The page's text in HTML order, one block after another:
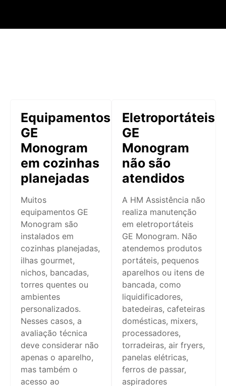
Equipamentos
GE
Monogram
em cozinhas
planejadas
Muitos
equipamentos GE
Monogram são
instalados em
cozinhas planejadas,
ilhas gourmet,
nichos, bancadas,
torres quentes ou
ambientes
personalizados.
Nesses casos, a
avaliação técnica
deve considerar não
apenas o aparelho,
mas também o
acesso ao
Eletroportáteis
GE
Monogram
não são
atendidos
A HM Assistência não
realiza manutenção
em eletroportáteis
GE Monogram. Não
atendemos produtos
portáteis, pequenos
aparelhos ou itens de
bancada, como
liquidificadores,
batedeiras, cafeteiras
domésticas, mixers,
processadores,
torradeiras, air fryers,
panelas elétricas,
ferros de passar,
aspiradores